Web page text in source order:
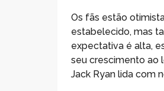
Os fãs estão
estabelecido, mas
expectativa é alta,
seu crescimento ao
Jack Ryan lida com